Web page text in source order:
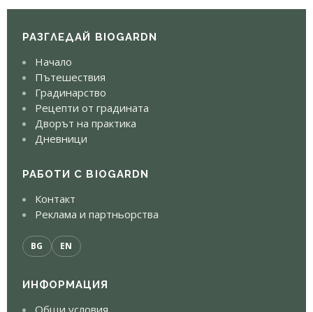
РАЗГЛЕДАЙ BIOGARDN
Начало
Пътешествия
Градинарство
Рецепти от градината
Дворът на практика
Дневници
РАБОТИ С BIOGARDN
Контакт
Реклама и партньорства
BG EN
ИНФОРМАЦИЯ
Общи условия